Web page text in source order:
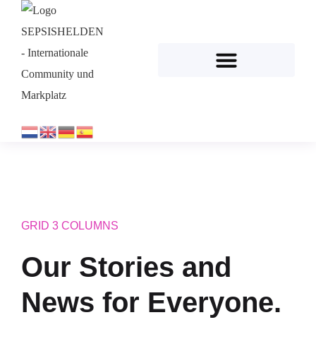
GRID 3 COLUMNS
Our Stories and
News for Everyone.